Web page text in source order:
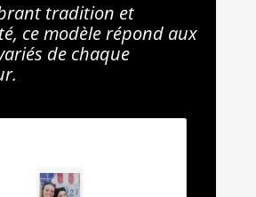
tradition et
ce modèle répond aux
de chaque